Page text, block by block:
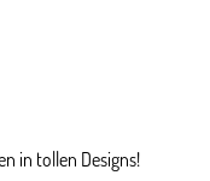
in tollen Designs!